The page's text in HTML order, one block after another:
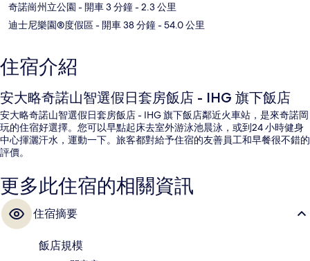
奇諾崗州立公園 - 開車 3 分鐘- 2.3 公里
迪士尼樂園®度假區- 開車 38 分鐘- 54.0 公里
住宿介紹
安大略奇諾山智選假日套房飯店 - IHG 旗下飯店
安大略奇諾山智選假日套房飯店 - IHG 旗下飯店鄰近火車站，是來奇諾岡
玩的住宿好選擇。您可以早點起床去室外游泳池晨泳，或到24 小時健身
中心揮灑汗水，運動一下。旅客都對給予住宿的友善員工和早餐很不錯的
評價。
更多此住宿的相關資訊
住宿摘要
飯店規模